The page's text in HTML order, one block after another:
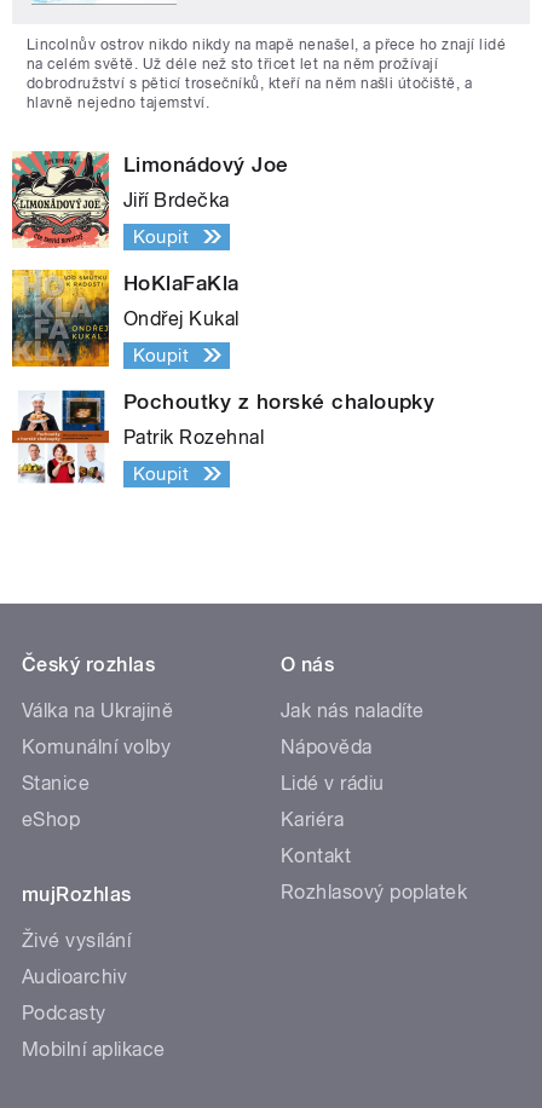
Lincolnův ostrov nikdo nikdy na mapě nenašel, a přece ho znají lidé
na celém světě. Už déle než sto třicet let na něm prožívají
dobrodružství s pěticí trosečníků, kteří na něm našli útočiště, a
hlavně nejedno tajemství.
Limonádový Joe
Jiří Brdečka
Koupit
HoKlaFaKla
Ondřej Kukal
Koupit
Pochoutky z horské chaloupky
Patrik Rozehnal
Koupit
Český rozhlas
Válka na Ukrajině
Komunální volby
Stanice
eShop
mujRozhlas
Živé vysílání
Audioarchiv
Podcasty
Mobilní aplikace
O nás
Jak nás naladíte
Nápověda
Lidé v rádiu
Kariéra
Kontakt
Rozhlasový poplatek